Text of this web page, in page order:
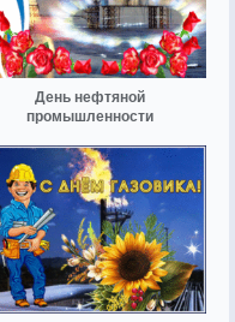
День нефтяной
промышленности